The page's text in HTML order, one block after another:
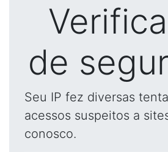
de
Seu IP fez diversas
acessos suspeitos a
conosco.